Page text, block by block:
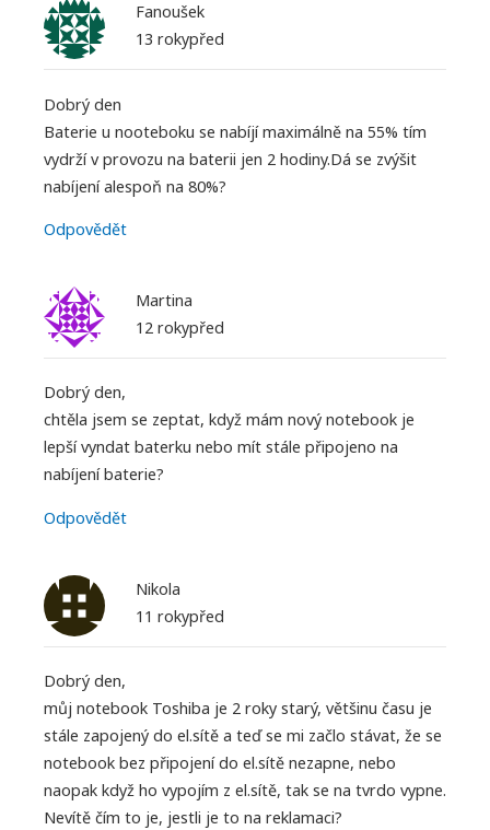
Fanoušek
13 rokypřed
Dobrý den
Baterie u nooteboku se nabíjí maximálně na 55% tím
vydrží v provozu na baterii jen 2 hodiny.Dá se zvýšit
nabíjení alespoň na 80%?
Odpovědět
Martina
12 rokypřed
Dobrý den,
chtěla jsem se zeptat, když mám nový notebook je
lepší vyndat baterku nebo mít stále připojeno na
nabíjení baterie?
Odpovědět
Nikola
11 rokypřed
Dobrý den,
můj notebook Toshiba je 2 roky starý, většinu času je
stále zapojený do el.sítě a teď se mi začlo stávat, že se
notebook bez připojení do el.sítě nezapne, nebo
naopak když ho vypojím z el.sítě, tak se na tvrdo vypne.
Nevítě čím to je, jestli je to na reklamaci?